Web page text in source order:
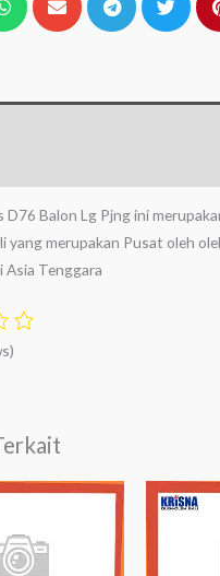
D76 Balon Lg Pjng ini
yang merupakan Pusat oleh
Asia Tenggara